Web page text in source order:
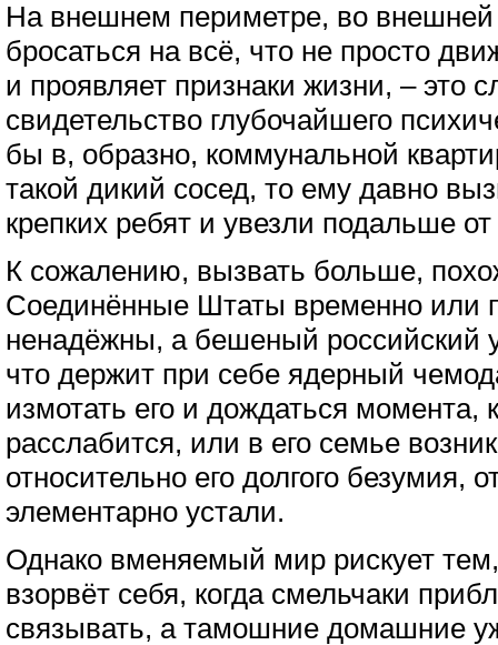
На внешнем периметре, во внешней
бросаться на всё, что не просто
и проявляет признаки жизни, – это
свидетельство глубочайшего
бы в, образно, коммунальной
такой дикий сосед, то ему давно
крепких ребят и увезли подальше
К сожалению, вызвать больше,
Соединённые Штаты временно или
ненадёжны, а бешеный российский
что держит при себе ядерный
измотать его и дождаться момента,
расслабится, или в его семье
относительно его долгого безумия,
элементарно устали.
Однако вменяемый мир рискует
взорвёт себя, когда смельчаки
связывать, а тамошние домашние